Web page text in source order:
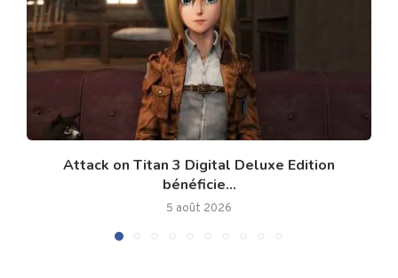
Attack on Titan 3 Digital Deluxe Edition
bénéficie...
5 août 2026